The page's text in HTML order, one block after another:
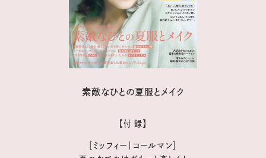
素敵なひとの夏服とメイク
【付 録】
［ミッフィー｜コールマン］